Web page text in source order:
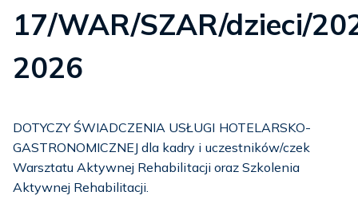
17/WAR/SZAR/dzieci/
2026
DOTYCZY ŚWIADCZENIA USŁUGI HOTELARSKO-
GASTRONOMICZNEJ dla kadry i uczestników/czek
Warsztatu Aktywnej Rehabilitacji oraz Szkolenia
Aktywnej Rehabilitacji.